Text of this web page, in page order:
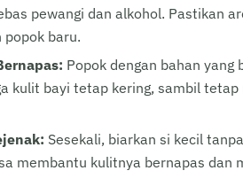
pewangi dan alkohol. Pastikan
baru.
Popok dengan bahan
kulit bayi tetap kering, sambil
Sesekali, biarkan si kecil
membantu kulitnya bernapas dan